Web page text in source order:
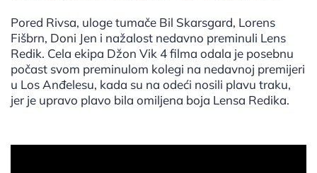
Pored Rivsa, uloge tumače Bil Skarsgard, Lorens
Fišbrn, Doni Jen i nažalost nedavno preminuli Lens
Redik. Cela ekipa Džon Vik 4 filma odala je posebnu
počast svom preminulom kolegi na nedavnoj premijeri
u Los Anđelesu, kada su na odeći nosili plavu traku,
jer je upravo plavo bila omiljena boja Lensa Redika.